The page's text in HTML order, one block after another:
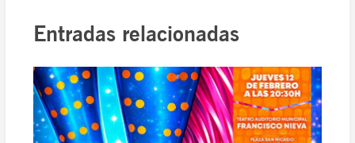
Entradas relacionadas